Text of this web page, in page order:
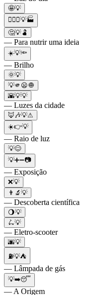
🤩💡
👷🏻‍♀️💡🏭
🤔💡🫃
— Para nutrir uma ideia
☀️💡🔦
— Brilho
🌞💡
💡🫵😦🧅
🌇💡💡
— Luzes da cidade
🦊🎶💡⚠
☀️👉💡
— Raio de luz
💡😌
💡➕➖📷
— Exposição
❌💡
👨‍🔬💡
— Descoberta científica
🌖💡
🛴💡
— Eletro-scooter
🌆💡
⛽️💡⛺️
— Lâmpada de gás
💡➡️😴
— A Origem